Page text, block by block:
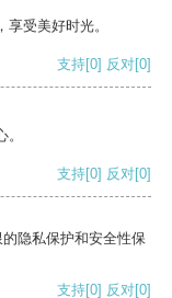
受美好时光。
支持[0] 反对[0]
支持[0] 反对[0]
隐私保护和安全性保
支持[0] 反对[0]